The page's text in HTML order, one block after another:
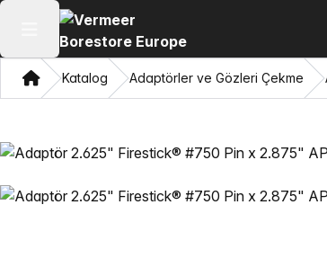
Ana menüyü aç
Ev Katalog Adaptörler ve Gözleri Çekme